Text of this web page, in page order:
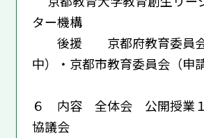
ター機構
後援 京都府教育委員会
中）・京都市教育委員会（申請
６ 内容 全体会 公開授業
協議会